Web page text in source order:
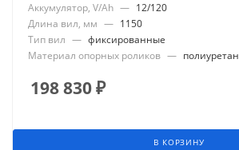
Аккумулятор, V/Ah — 12/120
Длина вил, мм — 1150
Тип вил — фиксированные
Материал опорных роликов — полиуретан
198 830₽
В КОРЗИНУ